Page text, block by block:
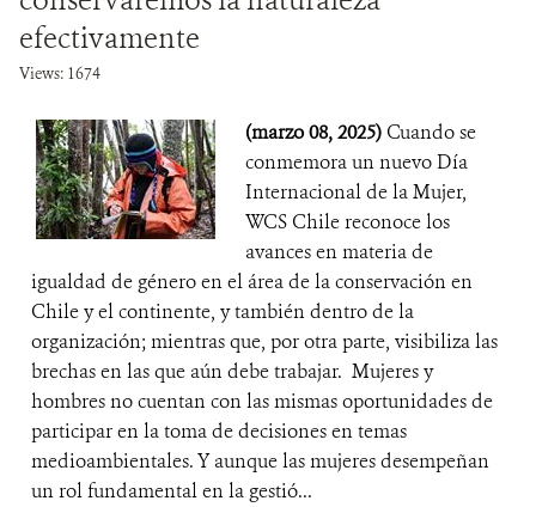
efectivamente
Views: 1674
(marzo 08, 2025) Cuando se
conmemora un nuevo Día
Internacional de la Mujer,
WCS Chile reconoce los
avances en materia de
igualdad de género en el área de la conservación en
Chile y el continente, y también dentro de la
organización; mientras que, por otra parte, visibiliza las
brechas en las que aún debe trabajar. Mujeres y
hombres no cuentan con las mismas oportunidades de
participar en la toma de decisiones en temas
medioambientales. Y aunque las mujeres desempeñan
un rol fundamental en la gestió...